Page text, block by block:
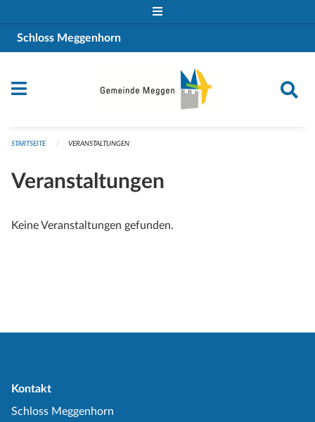
Schloss Meggenhorn
STARTSEITE VERANSTALTUNGEN
Veranstaltungen
Keine Veranstaltungen gefunden.
Kontakt
Schloss Meggenhorn